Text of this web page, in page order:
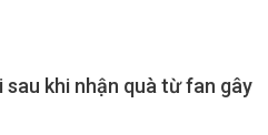
sau khi nhận quà từ fan gây